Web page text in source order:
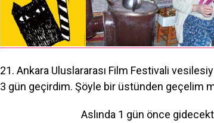
21. Ankara Uluslararası Film Festivali
3 gün geçirdim. Şöyle bir üstünden geçelim
Aslında 1 gün önce